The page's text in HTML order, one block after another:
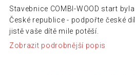
Stavebnice COMBI-WOOD start
České republice - podpořte české
jistě vaše dítě mile potěší.
Zobrazit podrobnější popis